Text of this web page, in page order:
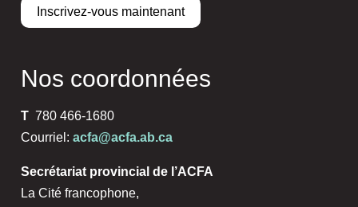
Nos coordonnées
T 780 466-1680
Courriel: acfa@acfa.ab.ca
Secrétariat provincial de l’ACFA
La Cité francophone,